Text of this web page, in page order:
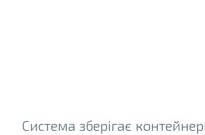
Система зберігає